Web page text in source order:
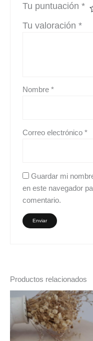
Tu puntuación*
Tu valoración*
Nombre*
Correo electrónico*
Guardar mi
en este navegador
comentario.
Productos relacionados